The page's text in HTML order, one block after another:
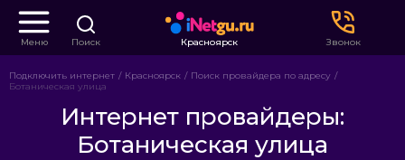
Меню Поиск Красноярск Звонок
Подключить интернет Красноярск
Поиск провайдера по адресу
Ботаническая улица
Интернет провайдеры:
Ботаническая улица